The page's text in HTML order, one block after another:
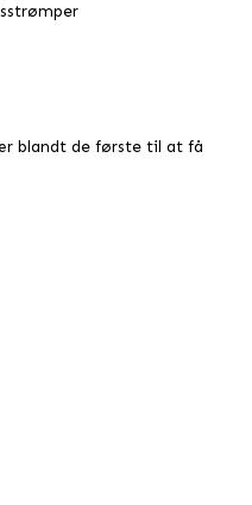
blandt de første til at få